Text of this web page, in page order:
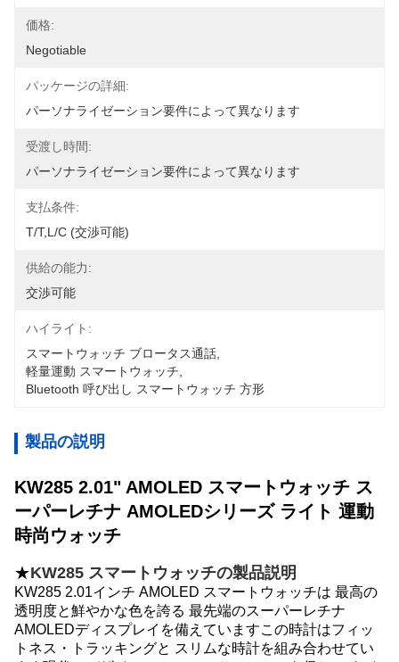
価格:
Negotiable
パッケージの詳細:
パーソナライゼーション要件によって異なります
受渡し時間:
パーソナライゼーション要件によって異なります
支払条件:
T/T,L/C (交渉可能)
供給の能力:
交渉可能
ハイライト:
スマートウォッチ ブロータス通話
軽量運動 スマートウォッチ
Bluetooth 呼び出し スマートウォッチ 方形
製品の説明
KW285 2.01" AMOLED スマートウォッチ ス
ーパーレチナ AMOLEDシリーズ ライト 運動
時尚ウォッチ
★KW285 スマートウォッチの製品説明
KW285 2.01インチ AMOLED スマートウォッチは 最高の
透明度と鮮やかな色を誇る 最先端のスーパーレチナ
AMOLEDディスプレイを備えていますこの時計はフィッ
トネス・トラッキングと スリムな時計を組み合わせてい